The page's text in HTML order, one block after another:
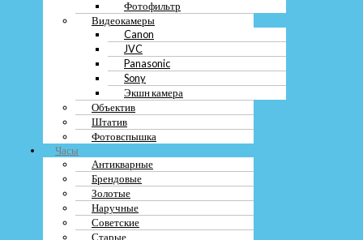
Фотофильтр
Видеокамеры
Canon
JVC
Panasonic
Sony
Экшн камера
Объектив
Штатив
Фотовспышка
Часы
Антикварные
Брендовые
Золотые
Наручные
Советские
Старые
Золотые
Советские
Старые
Швейцарские
Элитные
Часовой ломбард
Антиквариат
Банкноты